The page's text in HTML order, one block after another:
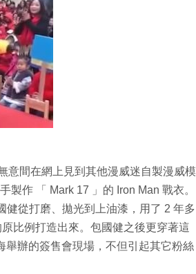
意間在網上見到其他漫威迷自製漫威模
作 「 Mark 17 」的 Iron Man 戰衣。
健從打磨、拋光到上油漆，用了 2 年多
比例打造出來。包國健之後更穿著這
舉辦的簽售會現場，不但引起其它粉絲